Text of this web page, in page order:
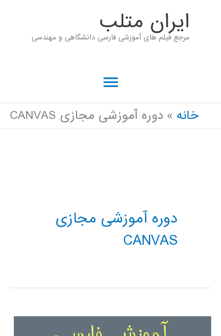
ايران متلب
مرجع فیلم های آموزشی فارسی دانشگاهی و مهندسی
فهرست
اصلی
خانه دوره آموزشی مجازی CANVAS
دوره آموزشی مجازی
CANVAS